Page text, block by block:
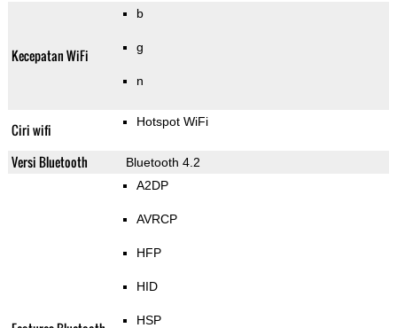
Kecepatan WiFi
b
g
n
Ciri wifi Hotspot WiFi
Versi Bluetooth Bluetooth 4.2
A2DP
AVRCP
HFP
HID
HSP